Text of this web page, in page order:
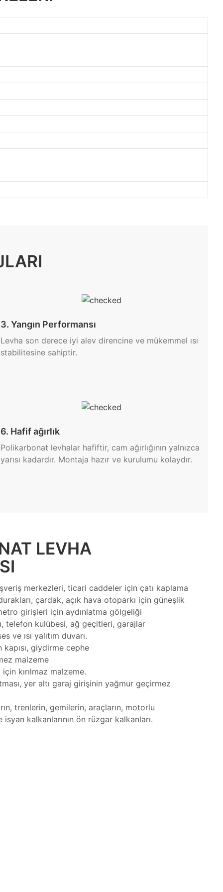
3. Yangın Performansı
Levha son derece iyi alev direncine ve mükemmel ısı
stabilitesine sahiptir.
6. Hafif ağırlık
Polikarbonat levhalar hafiftir, cam ağırlığının yalnızca
yarısı kadardır. Montaja hazır ve kurulumu kolaydır.
LEVHA
merkezleri, ticari caddeler için çatı kaplama
çardak, açık hava otoparkı için güneşlik
girişleri için aydınlatma gölgeliği
telefon kulübesi, ağ geçitleri, garajlar
ve ısı yalıtım duvarı.
giydirme cephe
malzeme
kırılmaz malzeme.
yer altı garaj girişinin yağmur geçirmez
trenlerin, gemilerin, araçların, motorlu
isyan kalkanlarının ön rüzgar kalkanları.